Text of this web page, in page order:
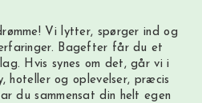
Vi lytter, spørger ind og
Bagefter får du et
Hvis synes om det, går vi i
hoteller og oplevelser, præcis
du sammensat din helt egen